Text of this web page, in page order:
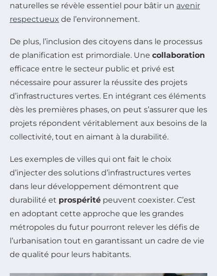
naturelles se révèle essentiel pour bâtir un avenir
respectueux de l’environnement.
De plus, l’inclusion des citoyens dans le processus
de planification est primordiale. Une collaboration
efficace entre le secteur public et privé est
nécessaire pour assurer la réussite des projets
d’infrastructures vertes. En intégrant ces éléments
dès les premières phases, on peut s’assurer que les
projets répondent véritablement aux besoins de la
collectivité, tout en aimant à la durabilité.
Les exemples de villes qui ont fait le choix
d’injecter des solutions d’infrastructures vertes
dans leur développement démontrent que
durabilité et prospérité peuvent coexister. C’est
en adoptant cette approche que les grandes
métropoles du futur pourront relever les défis de
l’urbanisation tout en garantissant un cadre de vie
de qualité pour leurs habitants.